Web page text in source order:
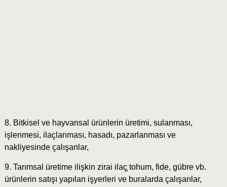
8. Bitkisel ve hayvansal ürünlerin üretimi, sulanması,
işlenmesi, ilaçlanması, hasadı, pazarlanması ve
nakliyesinde çalışanlar,
9. Tarımsal üretime ilişkin zirai ilaç̧ tohum, fide, gübre vb.
ürünlerin satışı yapılan işyerleri ve buralarda çalışanlar,